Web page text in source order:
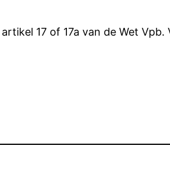
17 of 17a van de Wet